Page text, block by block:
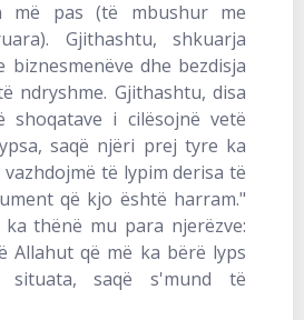
më pas (të mbushur me
Gjithashtu, shkuarja
biznesmenëve dhe bezdisja
ndryshme. Gjithashtu, disa
shoqatave i cilësojnë vetë
saqë njëri prej tyre ka
të lypim derisa të
që kjo është harram."
thënë mu para njerëzve:
Allahut që më ka bërë lyps
saqë s'mund të